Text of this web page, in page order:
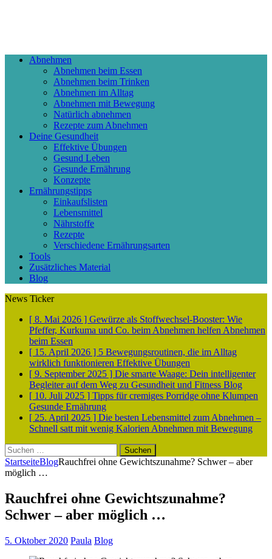
Abnehmen
Abnehmen beim Essen
Abnehmen beim Trinken
Abnehmen im Alltag
Abnehmen mit Bewegung
Natürlich abnehmen
Rezepte zum Abnehmen
Deine Gesundheit
Effektive Übungen
Gesund Leben
Gesunde Ernährung
Konzepte
Ernährungstipps
Einkaufslisten
Lebensmittel
Nährstoffe
Rezepte
Verschiedene Ernährungsarten
Tools
Zusätzliches Material
Blog
News Ticker
[ 8. Mai 2026 ] Gewürze als Stoffwechsel-Booster: Wie
Pfeffer, Kurkuma und Co. beim Abnehmen helfen Abnehmen
beim Essen
[ 15. April 2026 ] 5 Bewegungsroutinen, die im Alltag
wirklich funktionieren Effektive Übungen
[ 9. September 2025 ] Die smarte Waage: Dein intelligenter
Begleiter auf dem Weg zu Gesundheit und Fitness Blog
[ 10. Juli 2025 ] Tipps für cremiges Porridge ohne Klumpen
Gesunde Ernährung
[ 25. April 2025 ] Die besten Lebensmittel zum Abnehmen –
Schnell satt mit wenig Kalorien Abnehmen mit Bewegung
Suchen
nach:
StartseiteBlogRauchfrei ohne Gewichtszunahme? Schwer – aber
möglich …
Rauchfrei ohne Gewichtszunahme?
Schwer – aber möglich …
5. Oktober 2020 Paula Blog